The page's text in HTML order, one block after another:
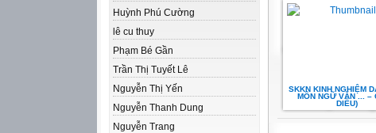
Huỳnh Phú Cường
lê cu thuy
Phạm Bé Gần
Trần Thị Tuyết Lê
Nguyễn Thị Yến
Nguyễn Thanh Dung
Nguyễn Trang
SKKN KINH NGHIỆM
MÔN NGỮ VĂN ... –
DIỀU)